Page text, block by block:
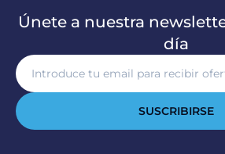
Únete a nuestra
día
SUSCRIBIRSE